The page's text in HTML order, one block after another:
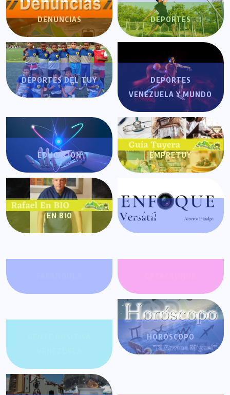
DENUNCIAS DEPORTES
DEPORTES DEL TUY
DEPORTES
VENEZUELA Y MUNDO
EDUCACIÓN EMPRETUY
EN BIO ENFOQUE VERSÁTIL
HORÓSCOPO